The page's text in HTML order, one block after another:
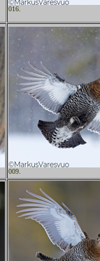
016.
009.